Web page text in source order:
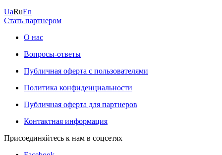
UaRuEn
Стать партнером
О нас
Вопросы-ответы
Публичная оферта с пользователями
Политика конфиденциальности
Публичная оферта для партнеров
Контактная информация
Присоединяйтесь к нам в соцсетях